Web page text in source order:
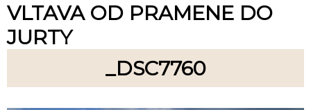
VLTAVA OD PRAMENE DO
JURTY
_DSC7760